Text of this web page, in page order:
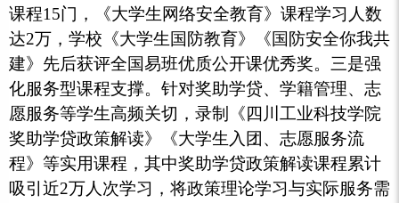
课程15门，《大学生网络安全教育》课程学习人数
达2万，学校《大学生国防教育》《国防安全你我共
建》先后获评全国易班优质公开课优秀奖。三是强
化服务型课程支撑。针对奖助学贷、学籍管理、志
愿服务等学生高频关切，录制《四川工业科技学院
奖助学贷政策解读》《大学生入团、志愿服务流
程》等实用课程，其中奖助学贷政策解读课程累计
吸引近2万人次学习，将政策理论学习与实际服务需